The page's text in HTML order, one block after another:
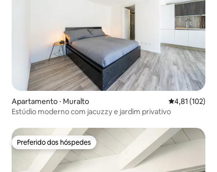
Apartamento ⋅ Muralto 4,81 de uma
4,81 (102)
Estúdio moderno com jacuzzy e jardim privativo
Preferido dos hóspedes
Preferido dos hóspedes